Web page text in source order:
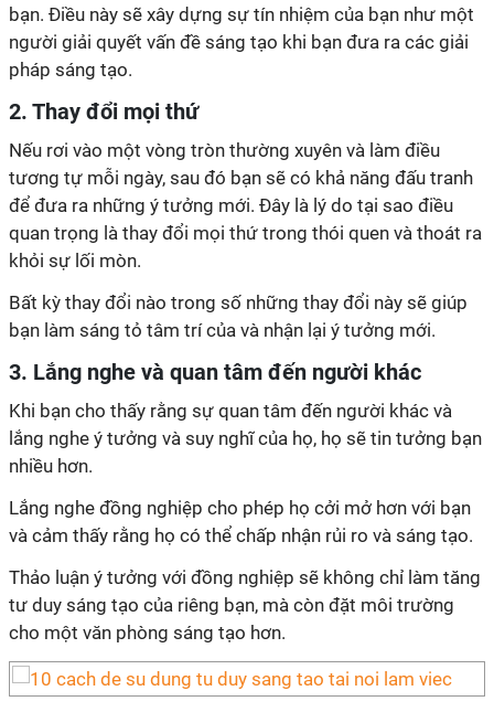
bạn. Điều này sẽ xây dựng sự tín nhiệm của bạn như một
người giải quyết vấn đề sáng tạo khi bạn đưa ra các giải
pháp sáng tạo.
2. Thay đổi mọi thứ
Nếu rơi vào một vòng tròn thường xuyên và làm điều
tương tự mỗi ngày, sau đó bạn sẽ có khả năng đấu tranh
để đưa ra những ý tưởng mới. Đây là lý do tại sao điều
quan trọng là thay đổi mọi thứ trong thói quen và thoát ra
khỏi sự lối mòn.
Bất kỳ thay đổi nào trong số những thay đổi này sẽ giúp
bạn làm sáng tỏ tâm trí của và nhận lại ý tưởng mới.
3. Lắng nghe và quan tâm đến người khác
Khi bạn cho thấy rằng sự quan tâm đến người khác và
lắng nghe ý tưởng và suy nghĩ của họ, họ sẽ tin tưởng bạn
nhiều hơn.
Lắng nghe đồng nghiệp cho phép họ cởi mở hơn với bạn
và cảm thấy rằng họ có thể chấp nhận rủi ro và sáng tạo.
Thảo luận ý tưởng với đồng nghiệp sẽ không chỉ làm tăng
tư duy sáng tạo của riêng bạn, mà còn đặt môi trường
cho một văn phòng sáng tạo hơn.